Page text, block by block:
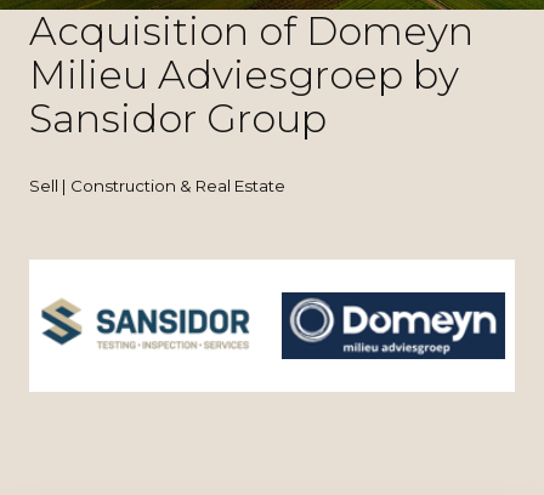
Acquisition of Domeyn
Milieu Adviesgroep by
Sansidor Group
Sell | Construction & Real Estate